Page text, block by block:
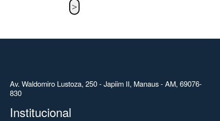
Av. Waldomiro Lustoza, 250 - Japiim II, Manaus - AM, 69076-
830
Institucional